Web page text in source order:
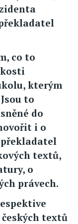
co to
kterým
to
do
i o
textů,
o
právech.
textů